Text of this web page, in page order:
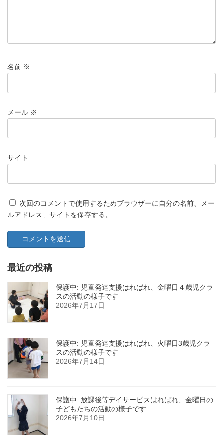
名前 ※
メール ※
サイト
次回のコメントで使用するためブラウザーに自分の名前、メー
ルアドレス、サイトを保存する。
最近の投稿
保護中: 児童発達支援はればれ、金曜日４歳児クラ
スの活動の様子です
2026年7月17日
保護中: 児童発達支援はればれ、火曜日3歳児クラ
スの活動の様子です
2026年7月14日
保護中: 放課後等デイサービスはればれ、金曜日の
子どもたちの活動の様子です
2026年7月10日